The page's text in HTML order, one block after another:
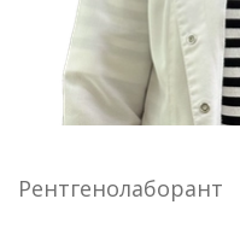
Рентгенолаборант